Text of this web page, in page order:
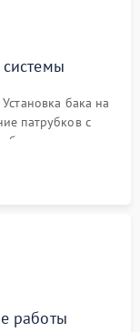
бака на
патрубков с
стыков
протечек воды.
работы